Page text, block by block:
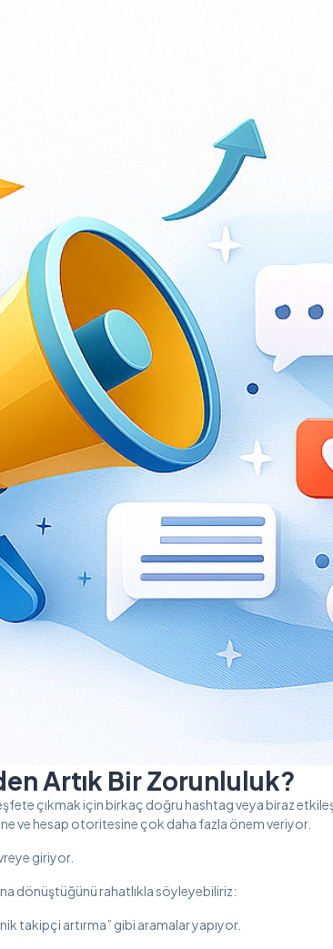
Artık Bir Zorunluluk?
çıkmak için birkaç doğru hashtag veya biraz
ve hesap otoritesine çok daha fazla önem veriyor.
giriyor.
dönüştüğünü rahatlıkla söyleyebiliriz:
takipçi artırma” gibi aramalar yapıyor.